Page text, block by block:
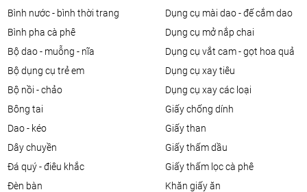
bình nước - bình thời trang
bình pha cà phê
bộ dao - muỗng - nĩa
bộ dụng cụ trẻ em
bộ nồi - chảo
bông tai
dao - kéo
dây chuyền
đá quý - điêu khắc
đèn bàn
dụng cụ mài dao - đế cắm dao
dụng cụ mở nắp chai
dụng cụ vắt cam - gọt hoa quả
dụng cụ xay tiêu
dụng cụ xay các loại
giấy chống dính
giấy than
giấy thấm dầu
giấy thấm lọc cà phê
khăn giấy ăn